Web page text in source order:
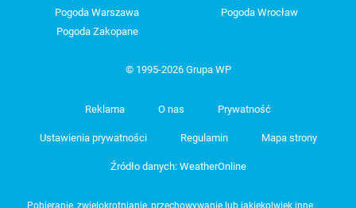
Pogoda Warszawa
Pogoda Wrocław
Pogoda Zakopane
© 1995-2026 Grupa WP
Reklama O nas Prywatność
Ustawienia prywatności Regulamin Mapa strony
Źródło danych: WeatherOnline
Pobieranie, zwielokrotnianie, przechowywanie lub jakiekolwiek inne